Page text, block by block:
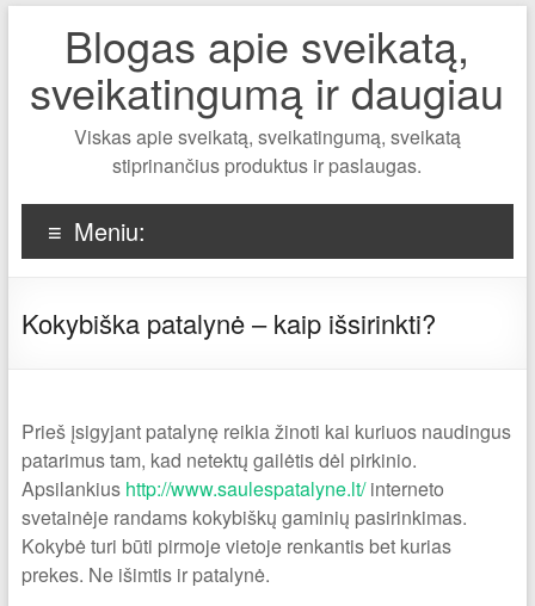
Blogas apie sveikatą,
sveikatingumą ir daugiau
Viskas apie sveikatą, sveikatingumą, sveikatą
stiprinančius produktus ir paslaugas.
Meniu:
Kokybiška patalynė – kaip išsirinkti?
Prieš įsigyjant patalynę reikia žinoti kai kuriuos naudingus
patarimus tam, kad netektų gailėtis dėl pirkinio.
Apsilankius http://www.saulespatalyne.lt/interneto
svetainėje randams kokybiškų gaminių pasirinkimas.
Kokybė turi būti pirmoje vietoje renkantis bet kurias
prekes. Ne išimtis ir patalynė.